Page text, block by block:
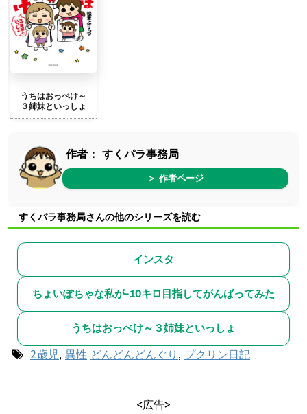
うちはおっぺけ～
３姉妹といっしょ
作者： すくパラ事務局
＞ 作者ページ
すくパラ事務局さんの他のシリーズを読む
インスタ
ちょいぽちゃな私が-10キロ目指してがんばってみた
うちはおっぺけ～３姉妹といっしょ
2歳児, 異性 どんどんどんぐり , プクリン日記
<広告>